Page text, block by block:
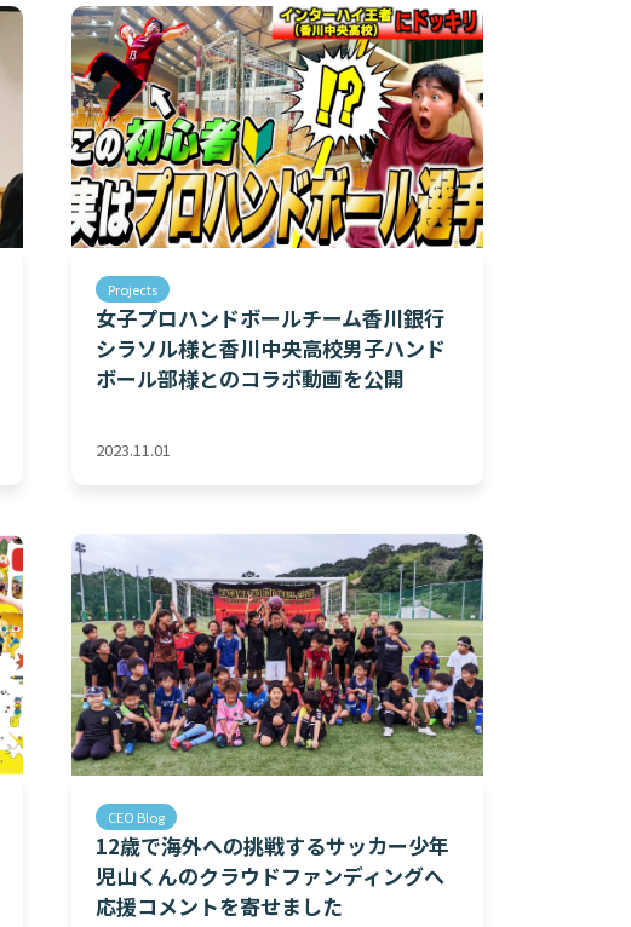
Projects
女子プロハンドボールチーム香川銀行
シラソル様と香川中央高校男子ハンド
ボール部様とのコラボ動画を公開
2023.11.01
CEO Blog
12歳で海外への挑戦するサッカー少年
児山くんのクラウドファンディングへ
応援コメントを寄せました